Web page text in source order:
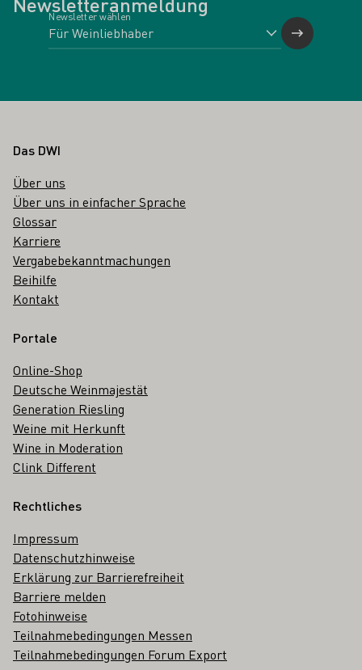
Newsletter wählen
Fußbereich
Das DWI
Über uns
Über uns in einfacher Sprache
Glossar
Karriere
Vergabebekanntmachungen
Beihilfe
Kontakt
Portale
Online-Shop
Deutsche Weinmajestät
Generation Riesling
Weine mit Herkunft
Wine in Moderation
Clink Different
Rechtliches
Impressum
Datenschutzhinweise
Erklärung zur Barrierefreiheit
Barriere melden
Fotohinweise
Teilnahmebedingungen Messen
Teilnahmebedingungen Forum Export